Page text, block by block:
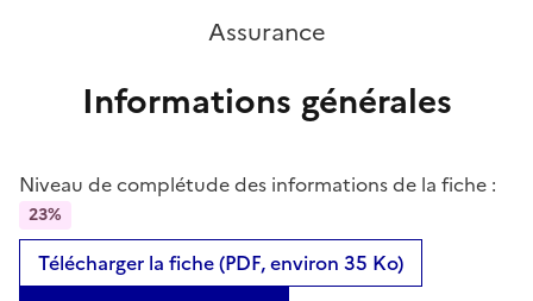
Assurance
Informations générales
Niveau de complétude des informations de la fiche :
23%
Télécharger la fiche (PDF, environ 35 Ko)